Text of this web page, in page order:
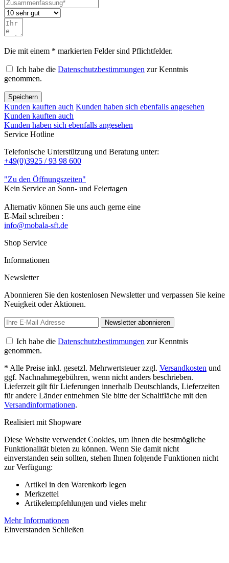
Die mit einem * markierten Felder sind Pflichtfelder.
Ich habe die Datenschutzbestimmungen zur Kenntnis
genommen.
Speichern
Kunden kauften auch Kunden haben sich ebenfalls angesehen
Kunden kauften auch
Kunden haben sich ebenfalls angesehen
Service Hotline
Telefonische Unterstützung und Beratung unter:
+49(0)3925 / 93 98 600
"Zu den Öffnungszeiten"
Kein Service an Sonn- und Feiertagen
Alternativ können Sie uns auch gerne eine
E-Mail schreiben :
info@mobala-sft.de
Shop Service
Informationen
Newsletter
Abonnieren Sie den kostenlosen Newsletter und verpassen Sie keine
Neuigkeit oder Aktionen.
Newsletter abonnieren
Ich habe die Datenschutzbestimmungen zur Kenntnis
genommen.
* Alle Preise inkl. gesetzl. Mehrwertsteuer zzgl. Versandkosten und
ggf. Nachnahmegebühren, wenn nicht anders beschrieben.
Lieferzeit gilt für Lieferungen innerhalb Deutschlands, Lieferzeiten
für andere Länder entnehmen Sie bitte der Schaltfläche mit den
Versandinformationen.
Realisiert mit Shopware
Diese Website verwendet Cookies, um Ihnen die bestmögliche
Funktionalität bieten zu können. Wenn Sie damit nicht
einverstanden sein sollten, stehen Ihnen folgende Funktionen nicht
zur Verfügung:
Artikel in den Warenkorb legen
Merkzettel
Artikelempfehlungen und vieles mehr
Mehr Informationen
Einverstanden Schließen